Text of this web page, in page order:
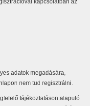
kapcsolatban az
adatok megadására,
nem tud regisztrálni.
tájékoztatáson alapuló